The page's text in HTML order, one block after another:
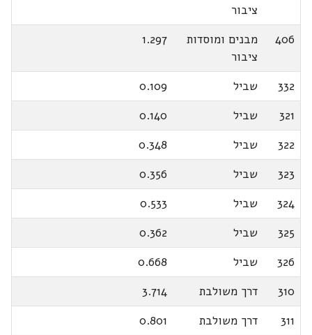
ציבור
406
מבנים ומוסדות
ציבור
1.297
332 שביל
0.109
321
שביל
0.140
322
שביל
0.348
323
שביל
0.356
324
שביל
0.533
325
שביל
0.362
326
שביל
0.668
310
דרך משולבת
3.714
311
דרך משולבת
0.801